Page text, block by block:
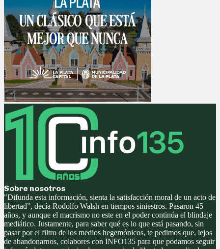
Sobre nosotros
"Difunda esta información, sienta la satisfacción moral de un acto de
libertad”, decía Rodolfo Walsh en tiempos siniestros. Pasaron 45
años, y aunque el macrismo no este en el poder continúa el blindaje
mediático. Justamente, para saber qué es lo que está pasando, sin
pasar por el filtro de los medios hegemónicos, te pedimos que, lejos
de abandonarnos, colabores con INFO135 para que podamos seguir